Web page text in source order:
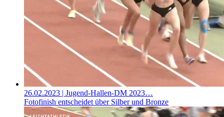
26.02.2023 | Jugend-Hallen-DM 2023…
Fotofinish entscheidet über Silber und Bronze